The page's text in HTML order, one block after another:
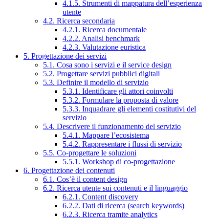
4.1.5. Strumenti di mappatura dell’esperienza
utente
4.2. Ricerca secondaria
4.2.1. Ricerca documentale
4.2.2. Analisi benchmark
4.2.3. Valutazione euristica
5. Progettazione dei servizi
5.1. Cosa sono i servizi e il service design
5.2. Progettare servizi pubblici digitali
5.3. Definire il modello di servizio
5.3.1. Identificare gli attori coinvolti
5.3.2. Formulare la proposta di valore
5.3.3. Inquadrare gli elementi costitutivi del
servizio
5.4. Descrivere il funzionamento del servizio
5.4.1. Mappare l’ecosistema
5.4.2. Rappresentare i flussi di servizio
5.5. Co-progettare le soluzioni
5.5.1. Workshop di co-progettazione
6. Progettazione dei contenuti
6.1. Cos’è il content design
6.2. Ricerca utente sui contenuti e il linguaggio
6.2.1. Content discovery
6.2.2. Dati di ricerca (search keywords)
6.2.3. Ricerca tramite analytics